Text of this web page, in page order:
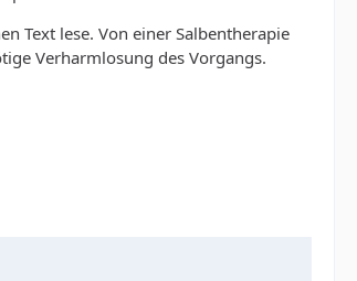
Text lese. Von einer Salbentherapie
Verharmlosung des Vorgangs.